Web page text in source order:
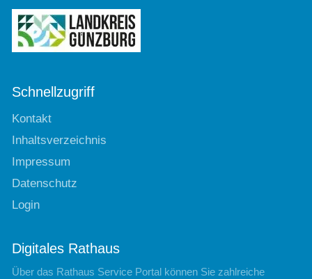
Schnellzugriff
Kontakt
Inhaltsverzeichnis
Impressum
Datenschutz
Login
Digitales Rathaus
Über das Rathaus Service Portal können Sie zahlreiche